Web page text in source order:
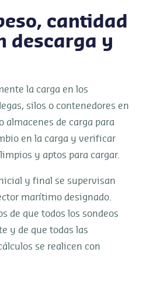
cantidad
descarga y
la carga en los
silos o contenedores en
de carga para
en la carga y verificar
y aptos para cargar.
y final se supervisan
marítimo designado.
de que todos los sondeos
y de que todas las
se realicen con